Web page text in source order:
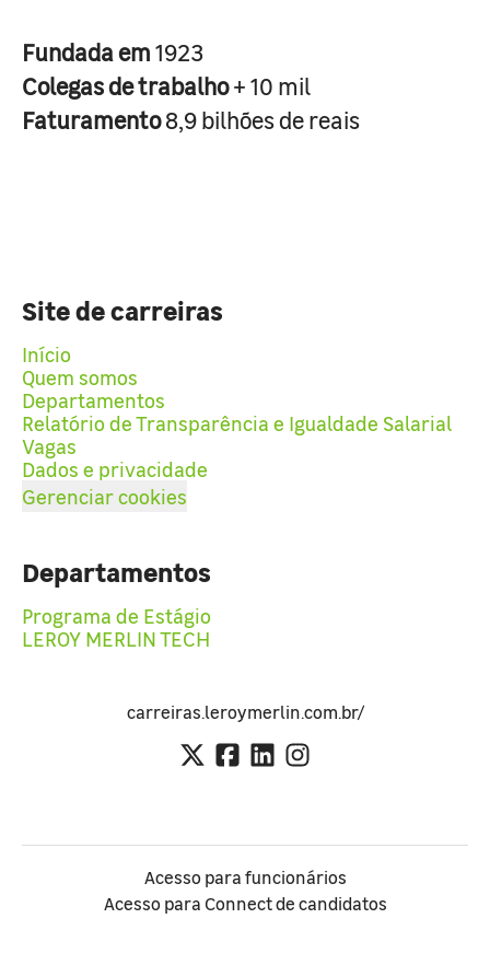
Fundada em1923
Colegas de trabalho+ 10 mil
Faturamento8,9 bilhões de reais
Site de carreiras
Início
Quem somos
Departamentos
Relatório de Transparência e Igualdade Salarial
Vagas
Dados e privacidade
Gerenciar cookies
Departamentos
Programa de Estágio
LEROY MERLIN TECH
carreiras.leroymerlin.com.br/
Acesso para funcionários
Acesso para Connect de candidatos